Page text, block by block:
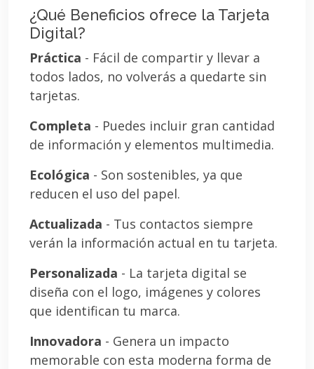
¿Qué Beneficios ofrece la Tarjeta
Digital?
Práctica - Fácil de compartir y llevar a
todos lados, no volverás a quedarte sin
tarjetas.
Completa - Puedes incluir gran cantidad
de información y elementos multimedia.
Ecológica - Son sostenibles, ya que
reducen el uso del papel.
Actualizada - Tus contactos siempre
verán la información actual en tu tarjeta.
Personalizada - La tarjeta digital se
diseña con el logo, imágenes y colores
que identifican tu marca.
Innovadora - Genera un impacto
memorable con esta moderna forma de